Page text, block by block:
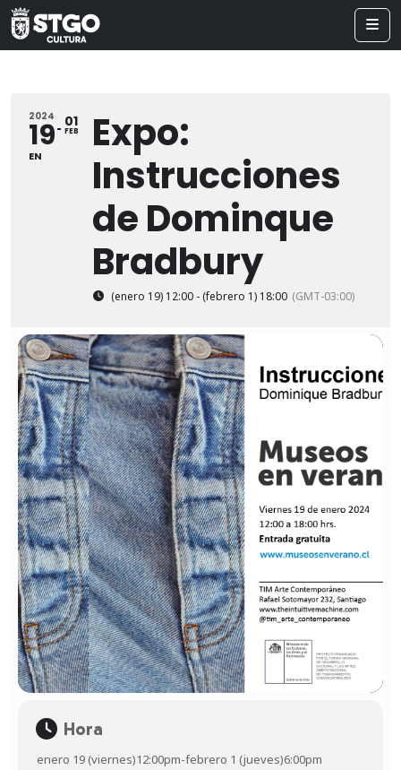
2024
19
EN
01
FEB
Expo:
Instrucciones
de Dominque
Bradbury
(enero 19) 12:00 - (febrero 1) 18:00 (GMT-03:00)
Hora
enero 19 (viernes)12:00pm-febrero 1 (jueves)6:00pm